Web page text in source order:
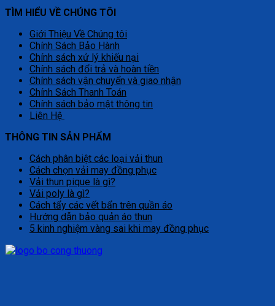
TÌM HIỂU VỀ CHÚNG TÔI
Giới Thiệu Về Chúng tôi
Chính Sách Bảo Hành
Chính sách xử lý khiếu nại
Chính sách đổi trả và hoàn tiền
Chính sách vận chuyển và giao nhận
Chính Sách Thanh Toán
Chính sách bảo mật thông tin
Liên Hệ
THÔNG TIN SẢN PHẨM
Cách phân biệt các loại vải thun
Cách chọn vải may đồng phục
Vải thun pique là gì?
Vải poly là gì?
Cách tẩy các vết bẩn trên quần áo
Hướng dẫn bảo quản áo thun
5 kinh nghiệm vàng sai khi may đồng phục